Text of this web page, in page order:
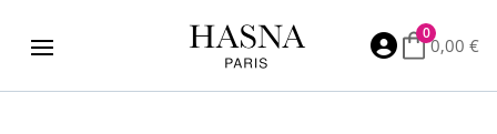
 0
0,00 €